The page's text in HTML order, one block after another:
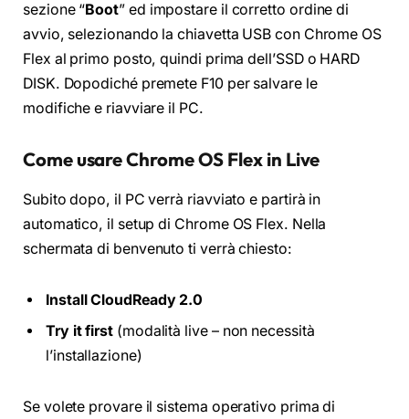
sezione “Boot” ed impostare il corretto ordine di
avvio, selezionando la chiavetta USB con Chrome OS
Flex al primo posto, quindi prima dell’SSD o HARD
DISK. Dopodiché premete F10 per salvare le
modifiche e riavviare il PC.
Come usare Chrome OS Flex in Live
Subito dopo, il PC verrà riavviato e partirà in
automatico, il setup di Chrome OS Flex. Nella
schermata di benvenuto ti verrà chiesto:
Install CloudReady 2.0
Try it first (modalità live – non necessità
l’installazione)
Se volete provare il sistema operativo prima di